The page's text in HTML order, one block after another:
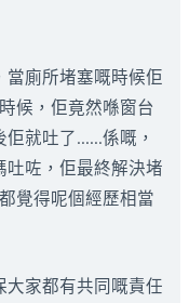
當廁所堵塞嘅時候佢
候，佢竟然喺窗台
佢就吐了……係嘅，
吐咗，佢最終解決堵
覺得呢個經歷相當
大家都有共同嘅責任